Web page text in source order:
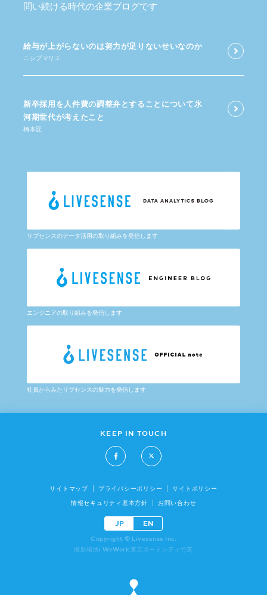
問い続ける時代の企業ブログです
給与が​上がらないのは​努力が​足りないせいなのか
ニシブマリエ
新卒採用を​人件費の​調整弁と​する​ことに​ついて​氷
河期世代が​考えた​こと
楠本匠
リブセンスのデータ活用の取り組みを発信します
エンジニアの取り組みを発信します
社員からみたリブセンスの魅力を発信します
KEEP IN TOUCH
サイトマップ プライバシーポリシー サイトポリシー
情報セキュリティ基本方針 お問い合わせ
JP EN
Copyright © Livesense Inc.
撮影場所: WeWork 東京ポートシティ竹芝